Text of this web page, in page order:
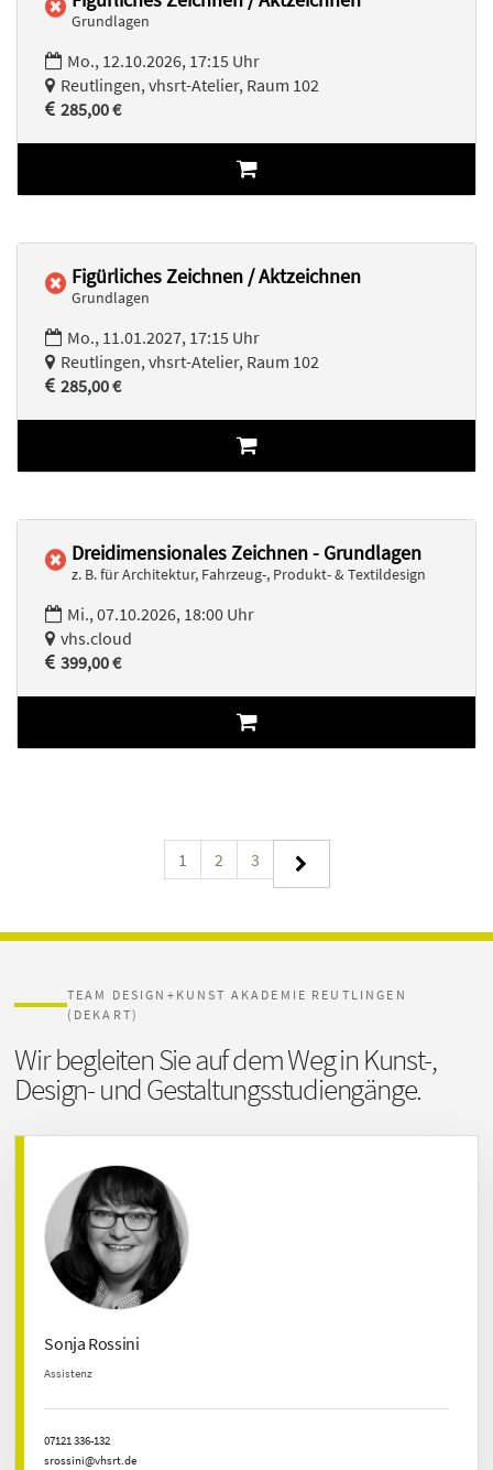
Grundlagen
Mo., 12.10.2026, 17:15 Uhr
Reutlingen, vhsrt-Atelier, Raum 102
285,00 €
Figürliches Zeichnen / Aktzeichnen
Grundlagen
Mo., 11.01.2027, 17:15 Uhr
Reutlingen, vhsrt-Atelier, Raum 102
285,00 €
Dreidimensionales Zeichnen - Grundlagen
z. B. für Architektur, Fahrzeug-, Produkt- & Textildesign
Mi., 07.10.2026, 18:00 Uhr
vhs.cloud
399,00 €
1 2 3
TEAM DESIGN+KUNST AKADEMIE REUTLINGEN
(DEKART)
Wir begleiten Sie auf dem Wegin Kunst-,
Design- und Gestaltungsstudiengänge.
Sonja Rossini
Assistenz
07121 336-132
srossini@vhsrt.de